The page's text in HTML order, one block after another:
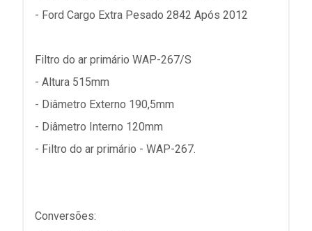
- Ford Cargo Extra Pesado 2842 Após 2012
Filtro do ar primário WAP-267/S
- Altura 515mm
- Diâmetro Externo 190,5mm
- Diâmetro Interno 120mm
- Filtro do ar primário - WAP-267.
Conversões: